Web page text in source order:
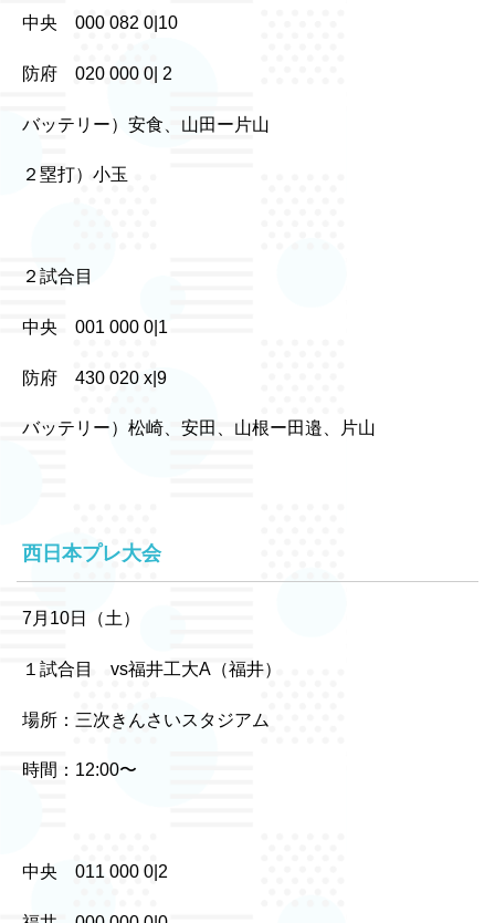
中央 000 082 0|10
防府 020 000 0| 2
バッテリー）安食、山田ー片山
２塁打）小玉
２試合目
中央 001 000 0|1
防府 430 020 x|9
バッテリー）松崎、安田、山根ー田邉、片山
西日本プレ大会
7月10日（土）
１試合目 vs福井工大A（福井）
場所：三次きんさいスタジアム
時間：12:00〜
中央 011 000 0|2